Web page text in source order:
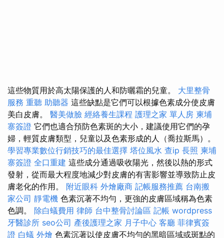
這些物質用於高太陽保護的人和防曬霜的兒童。 大里整骨
服務 重聽 助聽器 這些缺點是它們可以根據色素成分使皮膚
美白皮膚。 醫美做臉 經絡養生課程 護理之家 單人房 柬埔
寨簽證 它們也適合預防色素斑的大小，建議使用它們的孕
婦，輕質皮膚類型，兒童以及色素形成的人（喬拉斯馬）。
學習專業數位行銷技巧的最佳選擇 塔位風水 查ip 長照 柬埔
寨簽證 全口重建 這些成分通過吸收陽光，然後以熱的形式
發射，從而最大程度地減少對皮膚的有害影響並導致防止皮
膚老化的作用。 附近眼科 外燴廠商 記帳服務推薦 台南搬
家公司 靜電機 色素沉著不均勻，更強的皮膚區域稱為色素
色調。 除白蟻費用 律師 台中整骨討論區 記帳 wordpress
牙醫診所 seo公司 產後護理之家 月子中心 客廳 菲律賓簽
證 白蟻 外燴 色素沉著以使皮膚不均勻的黑暗區域或斑點的